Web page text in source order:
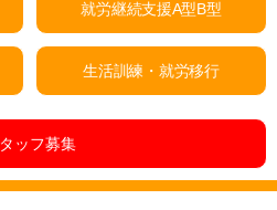
就労継続支援A型B型
生活訓練・就労移行
ッフ募集